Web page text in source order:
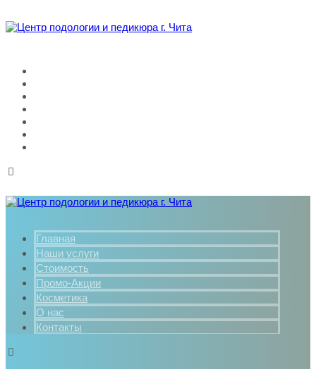
Главная
Наши услуги
Стоимость
Промо-Акции
Косметика
О нас
Контакты